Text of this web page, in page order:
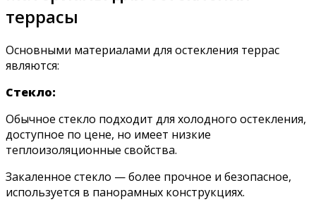
террасы
Основными материалами для остекления террас
являются:
Стекло:
Обычное стекло подходит для холодного остекления,
доступное по цене, но имеет низкие
теплоизоляционные свойства.
Закаленное стекло — более прочное и безопасное,
используется в панорамных конструкциях.